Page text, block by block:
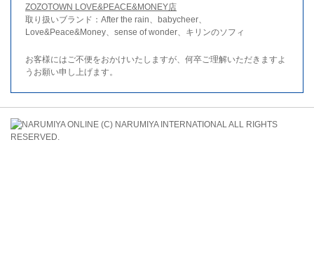
ZOZOTOWN LOVE&PEACE&MONEY店
取り扱いブランド：After the rain、babycheer、
Love&Peace&Money、sense of wonder、キリンのソフィ
お客様にはご不便をおかけいたしますが、何卒ご理解いただきますよ
うお願い申し上げます。